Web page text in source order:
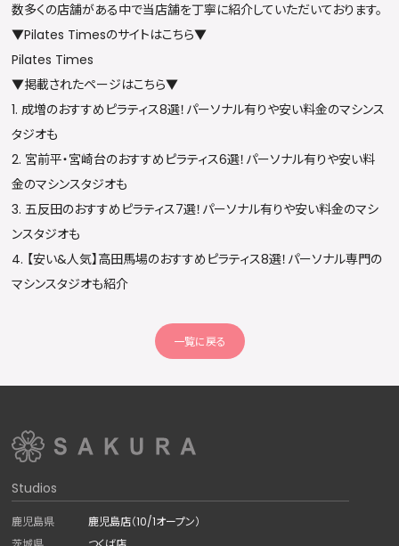
数多くの店舗がある中で当店舗を丁寧に紹介していただいております。
▼Pilates Timesのサイトはこちら▼
Pilates Times
▼掲載されたページはこちら▼
1. 成増のおすすめピラティス8選！パーソナル有りや安い料金のマシンス
タジオも
2. 宮前平・宮崎台のおすすめピラティス6選！パーソナル有りや安い料
金のマシンスタジオも
3. 五反田のおすすめピラティス7選！パーソナル有りや安い料金のマシ
ンスタジオも
4. 【安い&人気】高田馬場のおすすめピラティス8選！パーソナル専門の
マシンスタジオも紹介
一覧に戻る
Studios
鹿児島県
鹿児島店（10/1オープン）